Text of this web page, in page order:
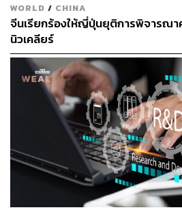
WORLD / CHINA
จีนเรียกร้องให้ญี่ปุ่นยุติการพิจารณา
นิวเคลียร์